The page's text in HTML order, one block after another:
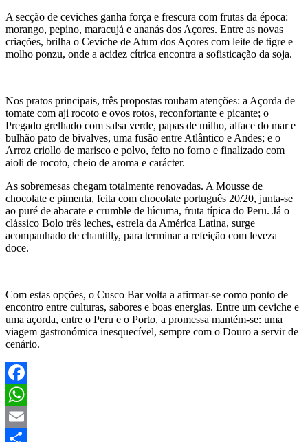
A secção de ceviches ganha força e frescura com frutas da época:
morango, pepino, maracujá e ananás dos Açores. Entre as novas
criações, brilha o Ceviche de Atum dos Açores com leite de tigre e
molho ponzu, onde a acidez cítrica encontra a sofisticação da soja.
Nos pratos principais, três propostas roubam atenções: a Açorda de
tomate com aji rocoto e ovos rotos, reconfortante e picante; o
Pregado grelhado com salsa verde, papas de milho, alface do mar e
bulhão pato de bivalves, uma fusão entre Atlântico e Andes; e o
Arroz criollo de marisco e polvo, feito no forno e finalizado com
aioli de rocoto, cheio de aroma e carácter.
As sobremesas chegam totalmente renovadas. A Mousse de
chocolate e pimenta, feita com chocolate português 20/20, junta-se
ao puré de abacate e crumble de lúcuma, fruta típica do Peru. Já o
clássico Bolo três leches, estrela da América Latina, surge
acompanhado de chantilly, para terminar a refeição com leveza
doce.
Com estas opções, o Cusco Bar volta a afirmar-se como ponto de
encontro entre culturas, sabores e boas energias. Entre um ceviche e
uma açorda, entre o Peru e o Porto, a promessa mantém-se: uma
viagem gastronómica inesquecível, sempre com o Douro a servir de
cenário.
Facebook
WhatsApp
Email